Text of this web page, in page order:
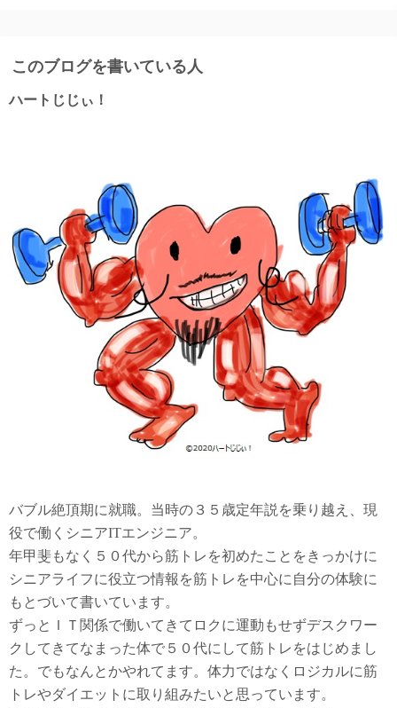
このブログを書いている人
ハートじじぃ！
バブル絶頂期に就職。当時の３５歳定年説を乗り越え、現
役で働くシニアITエンジニア。
年甲斐もなく５０代から筋トレを初めたことをきっかけに
シニアライフに役立つ情報を筋トレを中心に自分の体験に
もとづいて書いています。
ずっとＩＴ関係で働いてきてロクに運動もせずデスクワー
クしてきてなまった体で５０代にして筋トレをはじめまし
た。でもなんとかやれてます。体力ではなくロジカルに筋
トレやダイエットに取り組みたいと思っています。